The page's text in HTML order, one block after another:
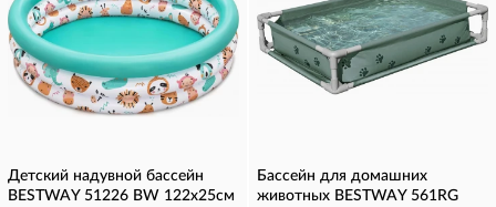
Детский надувной бассейн
BESTWAY 51226 BW 122х25см
Бассейн для домашних
животных BESTWAY 561RG